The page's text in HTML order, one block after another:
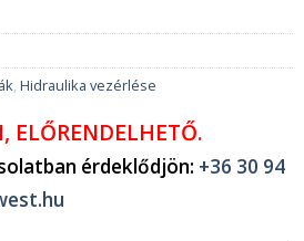
, Hidraulika vezérlése
ELŐRENDELHETŐ.
érdeklődjön: +36 30 94